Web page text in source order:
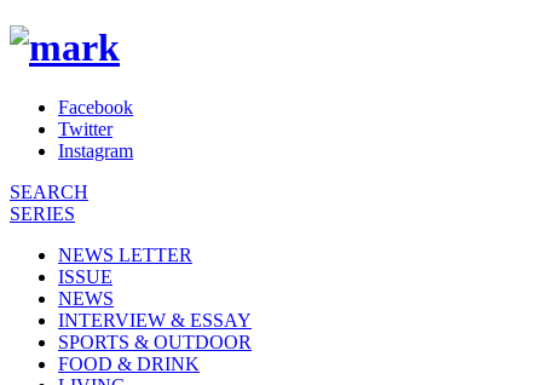
Facebook
Twitter
Instagram
SEARCH
SERIES
NEWS LETTER
ISSUE
NEWS
INTERVIEW & ESSAY
SPORTS & OUTDOOR
FOOD & DRINK